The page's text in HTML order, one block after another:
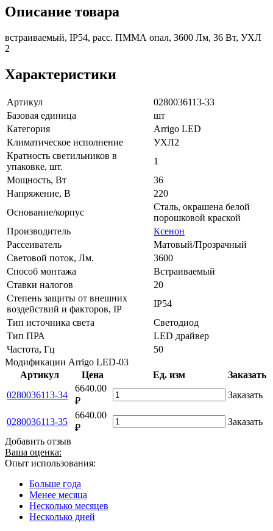
Описание товара
встраиваемый, IP54, расс. ПММА опал, 3600 Лм, 36 Вт, УХЛ
2
Характеристики
Артикул
0280036113-33
Базовая единица
шт
Категория
Arrigo LED
Климатическое исполнение
УХЛ2
Кратность светильников в
упаковке, шт.
1
Мощность, Вт
36
Напряжение, В
220
Основание/корпус
Сталь, окрашена белой
порошковой краской
Производитель
Ксенон
Рассеиватель
Матовый/Прозрачный
Световой поток, Лм.
3600
Способ монтажа
Встраиваемый
Ставки налогов
20
Степень защиты от внешних
воздействий и факторов, IP
IP54
Тип источника света
Светодиод
Тип ПРА
LED драйвер
Частота, Гц
50
Модификации Arrigo LED-03
Артикул
Цена Ед. изм
Заказать
0280036113-34
6640.00
₽
Заказать
0280036113-35
6640.00
₽
Заказать
Добавить отзыв
Ваша оценка:
Опыт использования:
Больше года
Менее месяца
Несколько месяцев
Несколько дней